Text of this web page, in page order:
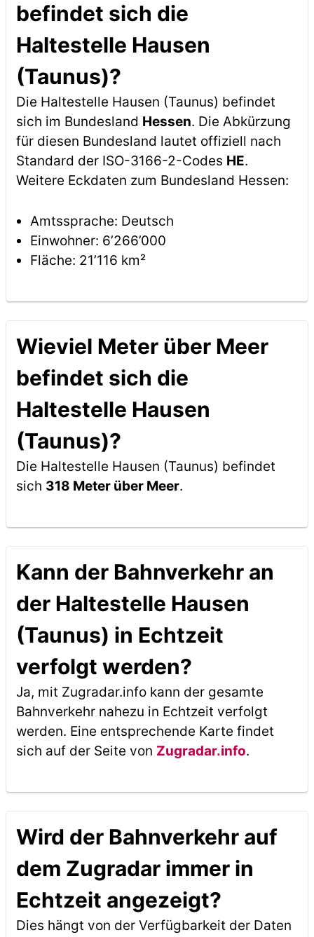
befindet sich die
Haltestelle Hausen
(Taunus)?
Die Haltestelle Hausen (Taunus) befindet
sich im Bundesland Hessen. Die Abkürzung
für diesen Bundesland lautet offiziell nach
Standard der ISO-3166-2-Codes HE.
Weitere Eckdaten zum Bundesland Hessen:
Amtssprache: Deutsch
Einwohner: 6’266’000
Fläche: 21’116 km²
Wieviel Meter über Meer
befindet sich die
Haltestelle Hausen
(Taunus)?
Die Haltestelle Hausen (Taunus) befindet
sich 318 Meter über Meer.
Kann der Bahnverkehr an
der Haltestelle Hausen
(Taunus) in Echtzeit
verfolgt werden?
Ja, mit Zugradar.info kann der gesamte
Bahnverkehr nahezu in Echtzeit verfolgt
werden. Eine entsprechende Karte findet
sich auf der Seite von Zugradar.info.
Wird der Bahnverkehr auf
dem Zugradar immer in
Echtzeit angezeigt?
Dies hängt von der Verfügbarkeit der Daten